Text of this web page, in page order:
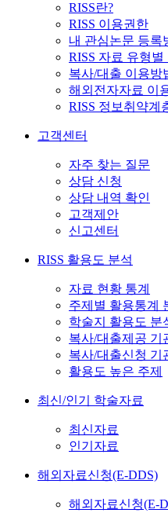
RISS란?
RISS 이용권한
내 관심논문 등록
RISS 자료 유형별
복사/대출 이용방
해외전자자료 이
RISS 정보취약계
고객센터
자주 찾는 질문
상담 신청
상담 내역 확인
고객제안
신고센터
RISS 활용도 분석
자료 현황 통계
주제별 활용통계
학술지 활용도 분
복사/대출제공 기
복사/대출신청 기
활용도 높은 주제
최신/인기 학술자료
최신자료
인기자료
해외자료신청(E-DDS)
해외자료신청(E-